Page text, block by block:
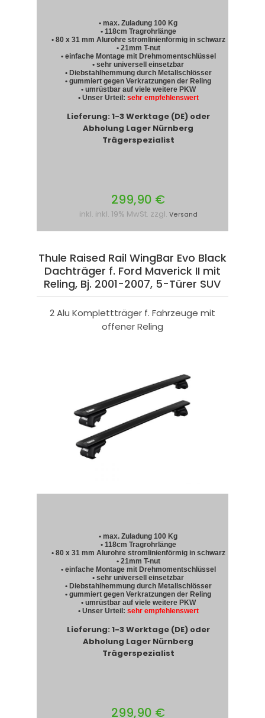
• max. Zuladung 100 Kg
• 118cm Tragrohrlänge
• 80 x 31 mm Alurohre stromlinienförmig in schwarz
• 21mm T-nut
• einfache Montage mit Drehmomentschlüssel
• sehr universell einsetzbar
• Diebstahlhemmung durch Metallschlösser
• gummiert gegen Verkratzungen der Reling
• umrüstbar auf viele weitere PKW
• Unser Urteil: sehr empfehlenswert
Lieferung: 1-3 Werktage (DE) oder
Abholung Lager Nürnberg
Trägerspezialist
299,90 €
inkl. inkl. 19% MwSt. zzgl. Versand
Thule Raised Rail WingBar Evo Black
Dachträger f. Ford Maverick II mit
Reling, Bj. 2001-2007, 5-Türer SUV
2 Alu Komplettträger f. Fahrzeuge mit
offener Reling
• max. Zuladung 100 Kg
• 118cm Tragrohrlänge
• 80 x 31 mm Alurohre stromlinienförmig in schwarz
• 21mm T-nut
• einfache Montage mit Drehmomentschlüssel
• sehr universell einsetzbar
• Diebstahlhemmung durch Metallschlösser
• gummiert gegen Verkratzungen der Reling
• umrüstbar auf viele weitere PKW
• Unser Urteil: sehr empfehlenswert
Lieferung: 1-3 Werktage (DE) oder
Abholung Lager Nürnberg
Trägerspezialist
299,90 €